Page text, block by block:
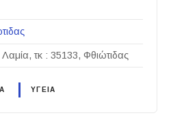
τκ : 35133, Φθιώτιδας
ΥΓΕΙΑ